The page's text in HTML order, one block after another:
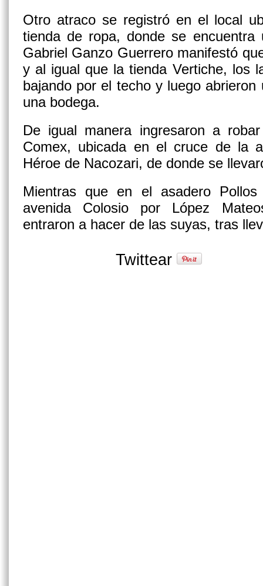
Otro atraco se registró en el local
tienda de ropa, donde se encuentra
Gabriel Ganzo Guerrero manifestó
y al igual que la tienda Vertiche, los
bajando por el techo y luego
una bodega.
De igual manera ingresaron a
Comex, ubicada en el cruce de la
Héroe de Nacozari, de donde se
Mientras que en el asadero
avenida Colosio por López
entraron a hacer de las suyas, tras
Twittear